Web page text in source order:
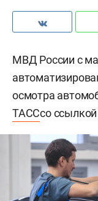
МВД России с
осмотра
ТАССсо